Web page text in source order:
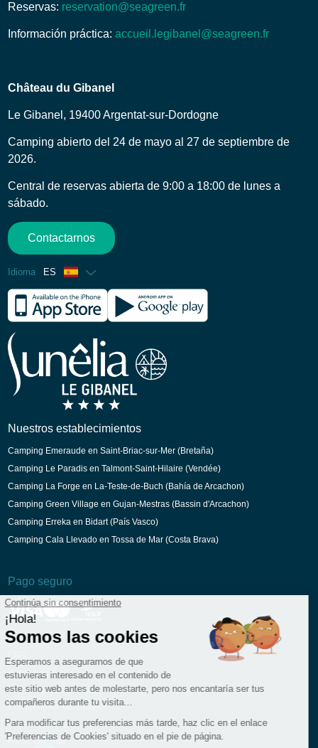
Reservas: reservation@seagreen.fr
Información práctica: accueil.legibanel@seagreen.fr
Château du Gibanel
Le Gibanel, 19400 Argentat-sur-Dordogne
Camping abierto del 24 de mayo al 27 de septiembre de
2026.
Central de reservas abierta de 9:00 a 18:00 de lunes a
sábado.
Contactarnos
Idioma ES
Francés
Inglés
Holandés
Nuestros establecimientos
Camping Emeraude en Saint-Briac-sur-Mer (Bretaña)
Camping Le Paradis en Talmont-Saint-Hilaire (Vendée)
Camping La Forge en La-Teste-de-Buch (Bahía de Arcachon)
Camping Green Village en Gujan-Mestras (Bassin d'Arcachon)
Camping Erreka en Bidart (País Vasco)
Camping Cala Llevado en Tossa de Mar (Costa Brava)
Pago seguro
CGV
Aviso Legal
Política de privacidad
Preferencias de cookies
Reclutamiento
Mapa del sitio